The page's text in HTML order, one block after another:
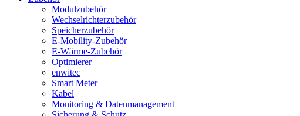
Modulzubehör
Wechselrichterzubehör
Speicherzubehör
E-Mobility-Zubehör
E-Wärme-Zubehör
Optimierer
enwitec
Smart Meter
Kabel
Monitoring & Datenmanagement